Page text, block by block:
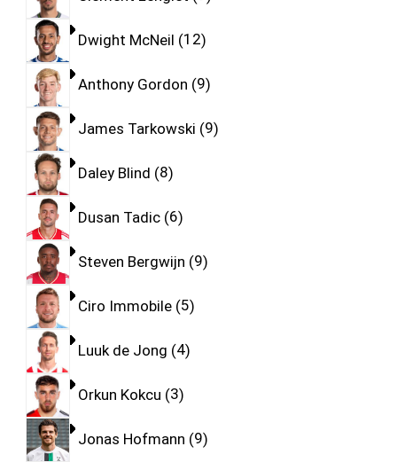
Dwight McNeil 12
Anthony Gordon 9
James Tarkowski 9
Daley Blind 8
Dusan Tadic 6
Steven Bergwijn 9
Ciro Immobile 5
Luuk de Jong 4
Orkun Kokcu 3
Jonas Hofmann 9